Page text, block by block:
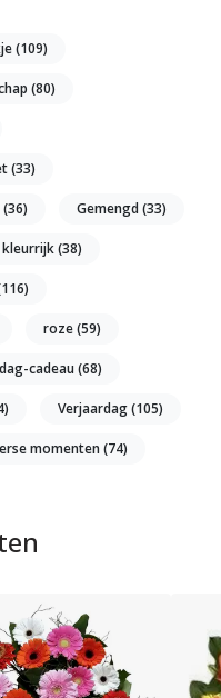
(109)
(80)
(33)
(36) Gemengd(33)
kleurrijk(38)
roze(59)
cadeau(68)
Verjaardag(105)
momenten(74)